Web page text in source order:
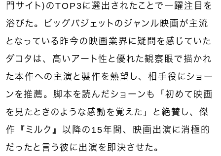
門サイト）のTOP3に選出されたことで一躍注目を
浴びた。ビッグバジェットのジャンル映画が主流
となっている昨今の映画業界に疑問を感じていた
ダコタは、高いアート性と優れた観察眼で描かれ
た本作への主演と製作を熱望し、相手役にショー
ンを推薦。脚本を読んだショーンも「初めて映画
を見たときのような感動を覚えた」と絶賛し、傑
作『ミルク』以降の15年間、映画出演に消極的
だったと言う彼に出演を即決させた。